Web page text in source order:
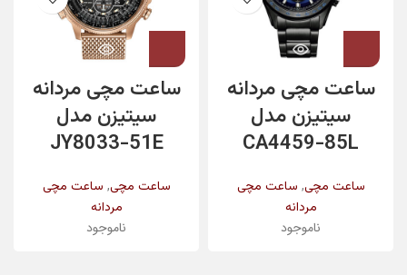
ساعت مچی مردانه
سیتیزن مدل
CA4459-85L
ساعت مچی, ساعت مچی
مردانه
ناموجود
ساعت مچی مردانه
سیتیزن مدل
JY8033-51E
ساعت مچی, ساعت مچی
مردانه
ناموجود